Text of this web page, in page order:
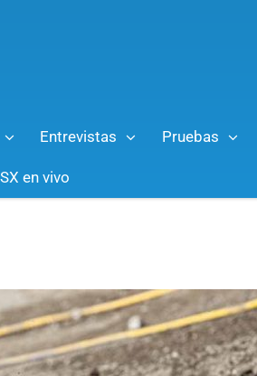
Entrevistas Pruebas
en vivo